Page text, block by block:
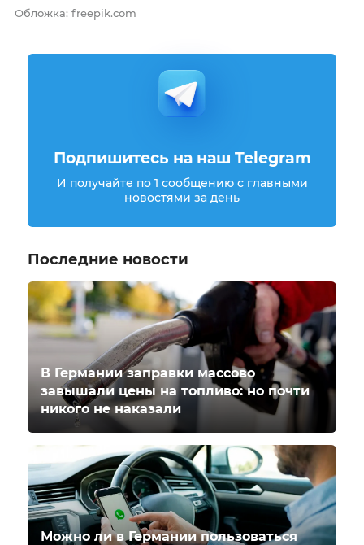
Обложка: freepik.com
Подпишитесь на наш Telegram
И получайте по 1 сообщению с главными
новостями за день
Последние новости
В Германии заправки массово
завышали цены на топливо: но почти
никого не наказали
Можно ли в Германии пользоваться